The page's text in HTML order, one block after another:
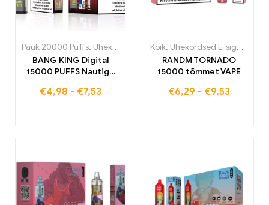
Pauk 20000 Puffs, Ühekordsed E-sigaretid ,Ühekordsed E-
BANG KING Digital
15000 PUFFS Nautige
aurustamiskogemust
€4,98 - €7,53
Kõik, Ühekordsed E-sigaretid
RANDM TORNADO
15000 tõmmet VAPE
€6,29 - €9,53